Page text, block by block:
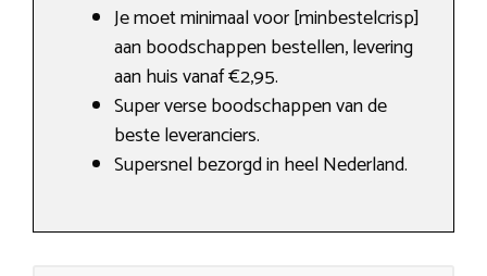
Je moet minimaal voor [minbestelcrisp]
aan boodschappen bestellen, levering
aan huis vanaf €2,95.
Super verse boodschappen van de
beste leveranciers.
Supersnel bezorgd in heel Nederland.